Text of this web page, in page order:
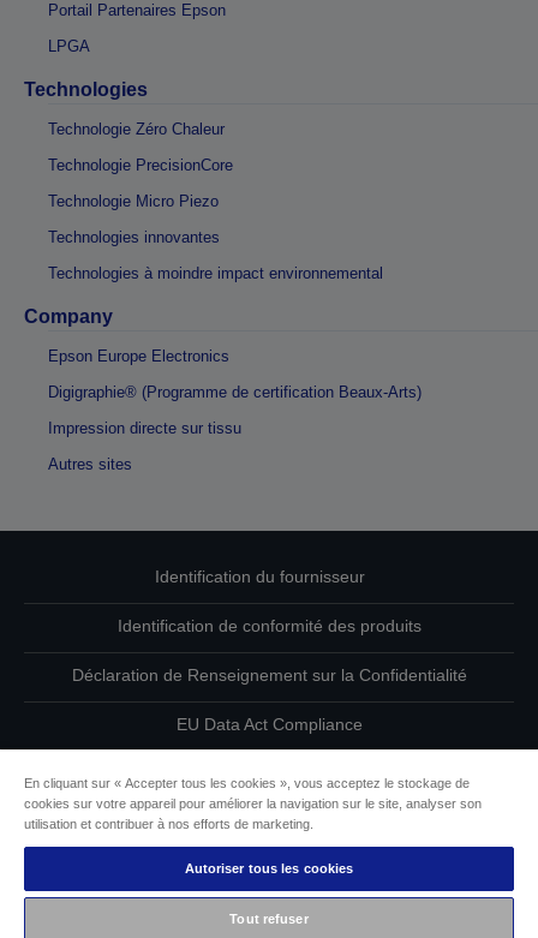
Portail Partenaires Epson
LPGA
Technologies
Technologie Zéro Chaleur
Technologie PrecisionCore
Technologie Micro Piezo
Technologies innovantes
Technologies à moindre impact environnemental
Company
Epson Europe Electronics
Digigraphie® (Programme de certification Beaux-Arts)
Impression directe sur tissu
Autres sites
Identification du fournisseur
Identification de conformité des produits
Déclaration de Renseignement sur la Confidentialité
EU Data Act Compliance
Informations sur les cookies
L’engagement d’Epson pour l’accessibilité
En cliquant sur « Accepter tous les cookies », vous acceptez le stockage de
cookies sur votre appareil pour améliorer la navigation sur le site, analyser son
utilisation et contribuer à nos efforts de marketing.
Autoriser tous les cookies
Tout refuser